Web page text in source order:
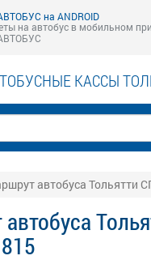
на ANDROID
на автобус в мобильном
КАССЫ
автобуса Тольятти